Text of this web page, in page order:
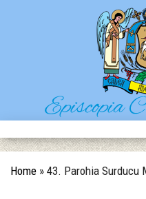
Episcopia
Situl oficial al Episcopiei
Home » 43. Parohia Surducu